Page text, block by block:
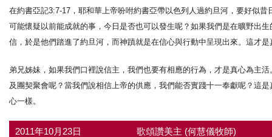
在約書亞記3:7-17，耶和華上帝吩咐約書亞帶以色列人過約旦河，要好似
可能懷疑以前能成就的事，今日是否也可以發生呢？如果我們是在曠野
信，於是他們踏進了約旦河，而神蹟就是在信心與行動中呈現出來。這才是
弟兄姊妹，如果我們口裡說信主，我們也要有相應的行為，才是真心為主
及團契聚會呢？當我們說相信上帝的供應，我們能否實踐十一奉獻呢？這
心一樣。
2011年10月23日 歌頌讚美主 (何慧儀牧師)